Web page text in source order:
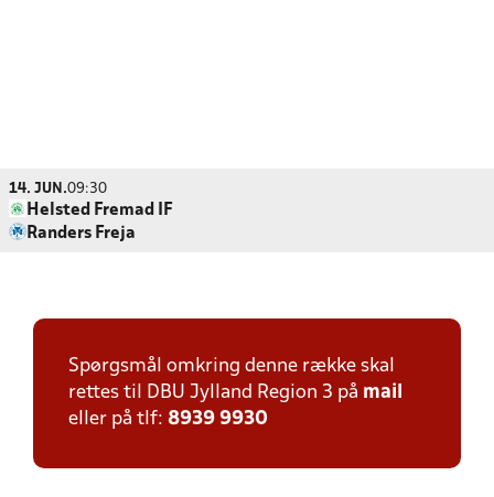
14. JUN.09:30
Helsted Fremad IF
Randers Freja
Spørgsmål omkring denne række skal
rettes til DBU Jylland Region 3 på mail
eller på tlf: 8939 9930